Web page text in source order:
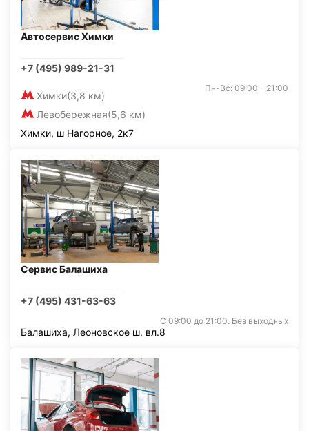
Автосервис Химки
+7 (495) 989-21-31
Химки(3,8 км)
Левобережная(5,6 км)
Пн-Вс: 09:00 - 21:00
Химки, ш Нагорное, 2к7
Сервис Балашиха
+7 (495) 431-63-63
С 09:00 до 21:00. Без выходных
Балашиха, Леоновское ш. вл.8